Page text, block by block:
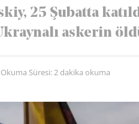
25 Şubatta
askerin
Okuma Süresi: 2 dakika okuma